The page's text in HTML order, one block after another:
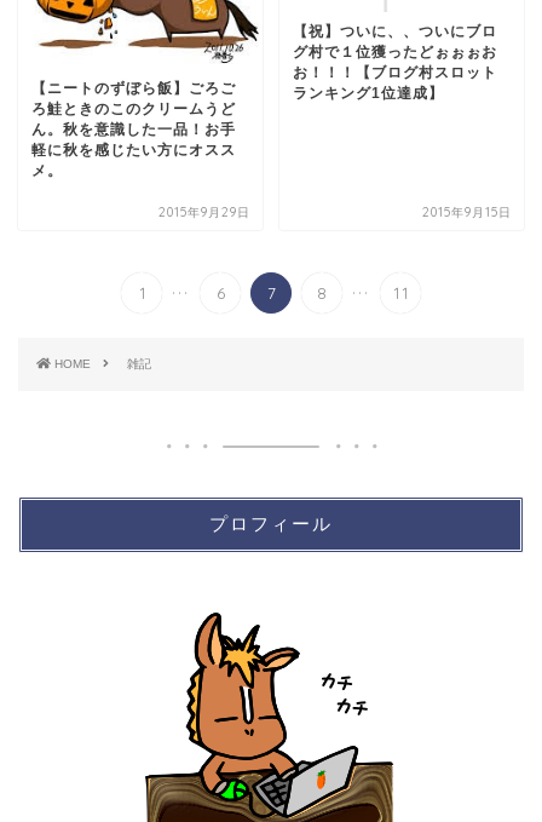
【ニートのずぼら飯】ごろご
ろ鮭ときのこのクリームうど
ん。秋を意識した一品！お手
軽に秋を感じたい方にオスス
メ。
2015年9月29日
【祝】ついに、、ついにブロ
グ村で１位獲ったどぉぉぉお
お！！！【ブログ村スロット
ランキング1位達成】
2015年9月15日
1 ... 6 7 8 ... 11
HOME 雑記
プロフィール